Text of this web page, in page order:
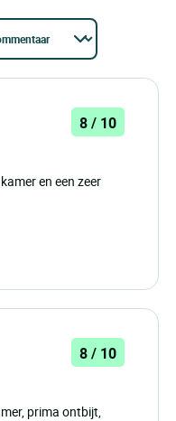
8 / 10
en een zeer
8 / 10
prima ontbijt,